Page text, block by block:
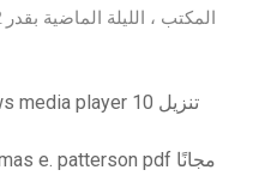
تحميل برنامج we the people thomas e. patterson pdf مجانًا